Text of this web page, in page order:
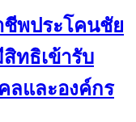
ชีพประโคนชัย
สิทธิเข้ารับ
ลและองค์กร